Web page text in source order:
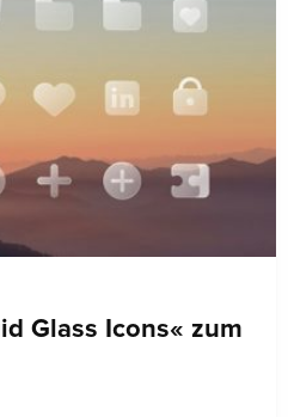
Glass Icons« zum